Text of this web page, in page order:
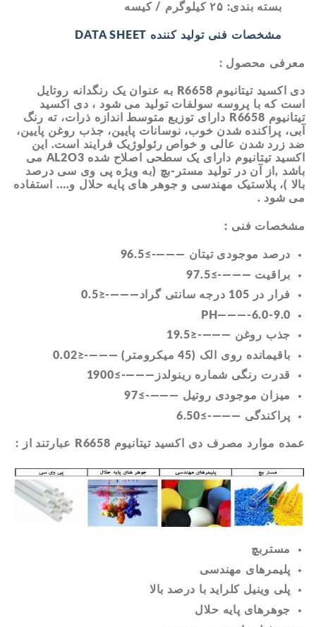
بسته بندی: ۲۵ کیلوگرم / کیسه
مشخصات فنی تولید کننده DATA SHEET
معرفی محصول :
دی اکسید تیتانیوم R6658 به عنوان یک رنگدانه روتایل
است که با پروسه سولفات تولید می شود ، دی اکسید
تیتانیوم R6658 دارای توزیع متوسط اندازه ذرات، ته رنگ
آبی، پراکنده شدن خوب، نوسانات پایین، جذب روغن پایین،
ضد زرد شدن عالی و خواص رئولوژیک فرایند است. این
اکسید تیتانیوم دارای یک سطحی اصلاح شده AL2O3 می
باشد ,از آن در تولید مستر-بچ (به ویژه پی وی سی درصد
بالا )، پلاستیک مهندسی و جوهر های پایه حلال و…. استفاده
می شود .
مشخصات فنی :
درصد موجودی تیتان ———-≥96.5
براقیت ———-≥97.5
فرار در 105 درجه سانتی گراد———-≤0.5
PH———-6.0-9.0
جذب روغن ———-≤19.5
باقیمانده روی الک (45 میکرومتر) ———-≤0.02
قدرت رنگی شماره رینولدز———-≥1900
میزان موجودی روتیل ———-≥97
پراکندگی ———-≥6.50
عمده موارد مصرف دی اکسید تیتانیوم R6658 عبارتند از :
مستربچ
پلیمرهای مهندسی
پلی وینیل کلراید با درصد بالا
جوهرهای پایه حلال